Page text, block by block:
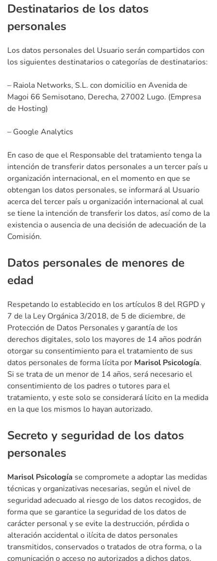
Destinatarios de los datos
personales
Los datos personales del Usuario serán compartidos con
los siguientes destinatarios o categorías de destinatarios:
– Raiola Networks, S.L. con domicilio en Avenida de
Magoi 66 Semisotano, Derecha, 27002 Lugo. (Empresa
de Hosting)
– Google Analytics
En caso de que el Responsable del tratamiento tenga la
intención de transferir datos personales a un tercer país u
organización internacional, en el momento en que se
obtengan los datos personales, se informará al Usuario
acerca del tercer país u organización internacional al cual
se tiene la intención de transferir los datos, así como de la
existencia o ausencia de una decisión de adecuación de la
Comisión.
Datos personales de menores de
edad
Respetando lo establecido en los artículos 8 del RGPD y
7 de la Ley Orgánica 3/2018, de 5 de diciembre, de
Protección de Datos Personales y garantía de los
derechos digitales, solo los mayores de 14 años podrán
otorgar su consentimiento para el tratamiento de sus
datos personales de forma lícita por Marisol Psicología.
Si se trata de un menor de 14 años, será necesario el
consentimiento de los padres o tutores para el
tratamiento, y este solo se considerará lícito en la medida
en la que los mismos lo hayan autorizado.
Secreto y seguridad de los datos
personales
Marisol Psicología se compromete a adoptar las medidas
técnicas y organizativas necesarias, según el nivel de
seguridad adecuado al riesgo de los datos recogidos, de
forma que se garantice la seguridad de los datos de
carácter personal y se evite la destrucción, pérdida o
alteración accidental o ilícita de datos personales
transmitidos, conservados o tratados de otra forma, o la
comunicación o acceso no autorizados a dichos datos.